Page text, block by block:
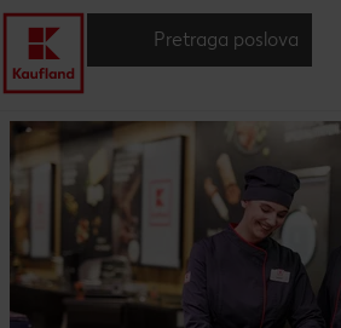
Pretraga poslova